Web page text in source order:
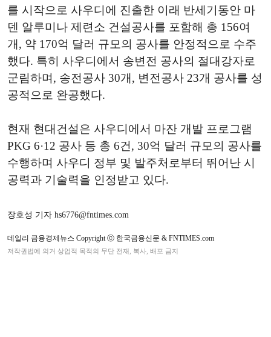
를 시작으로 사우디에 진출한 이래 반세기동안 마
덴 알루미나 제련소 건설공사를 포함해 총 156여
개, 약 170억 달러 규모의 공사를 안정적으로 수주
했다. 특히 사우디에서 송변전 공사의 절대강자로
군림하며, 송전공사 30개, 변전공사 23개 공사를 성
공적으로 완공했다.
현재 현대건설은 사우디에서 마잔 개발 프로그램
PKG 6·12 공사 등 총 6건, 30억 달러 규모의 공사를
수행하며 사우디 정부 및 발주처로부터 뛰어난 시
공력과 기술력을 인정받고 있다.
장호성 기자 hs6776@fntimes.com
데일리 금융경제뉴스 Copyright ⓒ 한국금융신문 & FNTIMES.com
저작권법에 의거 상업적 목적의 무단 전재, 복사, 배포 금지